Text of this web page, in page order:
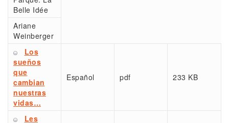
Belle Idée
Ariane
Weinberger
Los
sueños
que
cambian
nuestras
vidas…
Español pdf 233 KB
Les